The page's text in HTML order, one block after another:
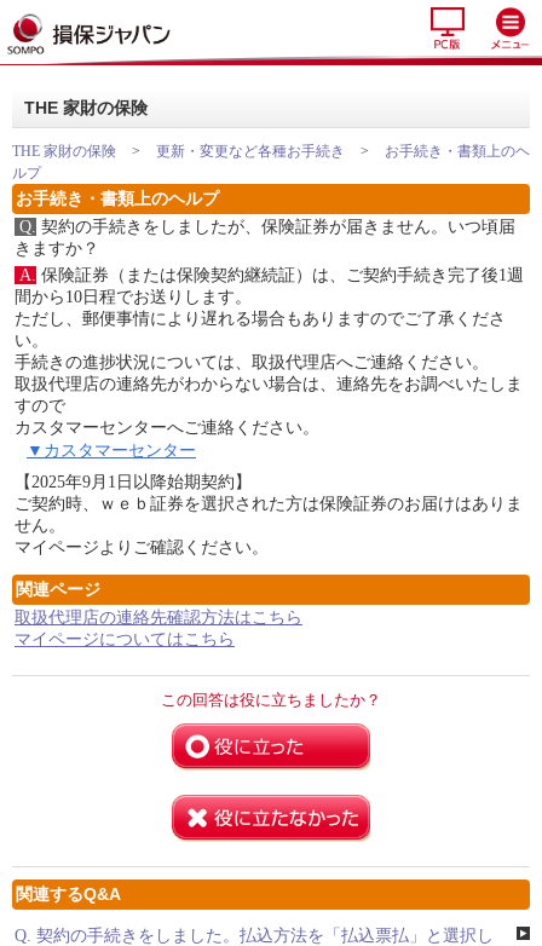
THE 家財の保険
THE 家財の保険 > 更新・変更など各種お手続き >
お手続き・書類上のヘ
ルプ
お手続き・書類上のヘルプ
Q. 契約の手続きをしましたが、保険証券が届きません。いつ頃届
きますか？
A. 保険証券（または保険契約継続証）は、ご契約手続き完了後1週
間から10日程でお送りします。
ただし、郵便事情により遅れる場合もありますのでご了承くださ
い。
手続きの進捗状況については、取扱代理店へご連絡ください。
取扱代理店の連絡先がわからない場合は、連絡先をお調べいたしま
すので
カスタマーセンターへご連絡ください。
▼カスタマーセンター
【2025年9月1日以降始期契約】
ご契約時、ｗｅｂ証券を選択された方は保険証券のお届けはありま
せん。
マイページよりご確認ください。
関連ページ
取扱代理店の連絡先確認方法はこちら
マイページについてはこちら
この回答は役に立ちましたか？
関連するQ&A
Q. 契約の手続きをしました。払込方法を「払込票払」と選択し